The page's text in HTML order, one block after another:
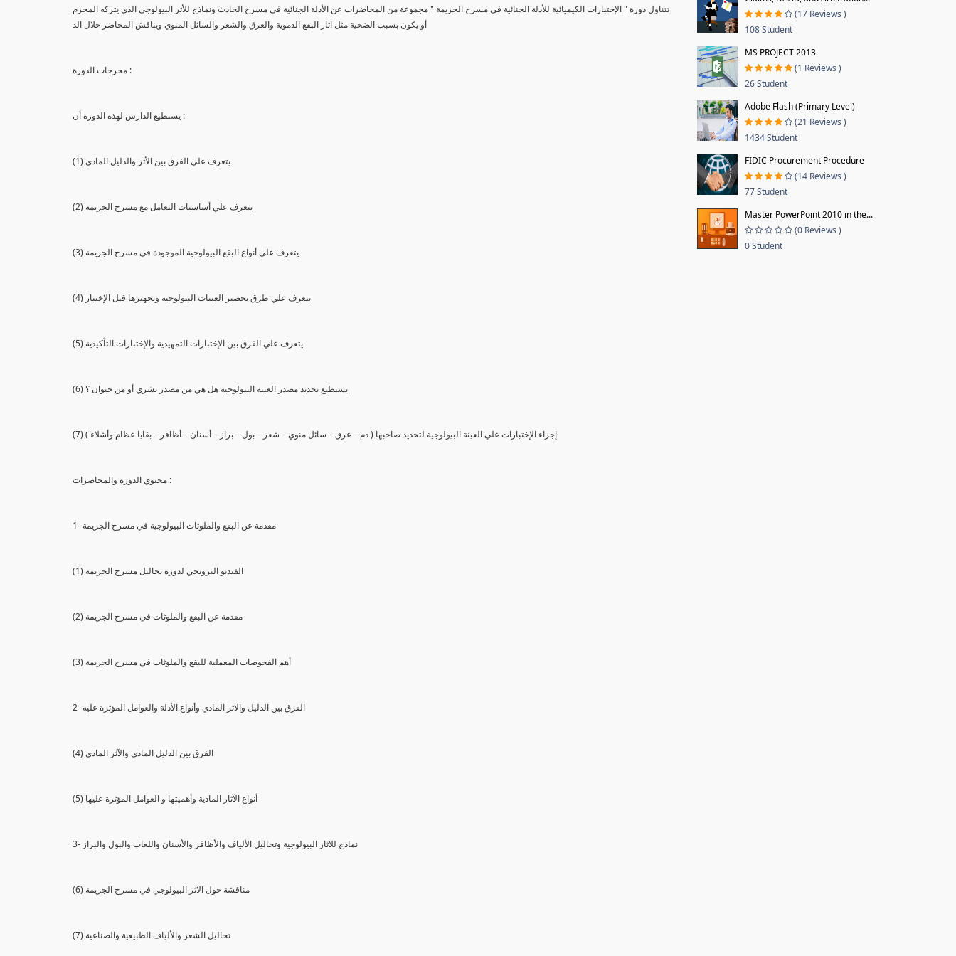
تتناول دورة " الإختبارات الكيميائية للأدلة الجنائية في مسرح الجريمة " مجموعة من المحاضرات عن الأدلة الجنائية في مسرح الحادث ونماذج للأثر البيولوجي الذي يتركه المجرم
أو يكون بسبب الضحية مثل اثار البقع الدموية والعرق والشعر والسائل المنوي ويناقش المحاضر خلال الد
مخرجات الدورة :
يستطيع الدارس لهذه الدورة أن :
(1) يتعرف علي الفرق بين الأثر والدليل المادي
(2) يتعرف علي أساسيات التعامل مع مسرح الجريمة
(3) يتعرف علي أنواع البقع البيولوجية الموجودة في مسرح الجريمة
(4) يتعرف علي طرق تحضير العينات البيولوجية وتجهيزها قبل الإختبار
(5) يتعرف علي الفرق بين الإختبارات التمهيدية والإختبارات التأكيدية
(6) يستطيع تحديد مصدر العينة البيولوجية هل هي من مصدر بشري أو من حيوان ؟
(7) إجراء الإختبارات علي العينة البيولوجية لتحديد صاحبها ( دم – عرق – سائل منوي – شعر – بول – براز – أسنان – أظافر – بقايا عظام وأشلاء )
محتوي الدورة والمحاضرات :
1- مقدمة عن البقع والملوثات البيولوجية في مسرح الجريمة
(1) الفيديو الترويجي لدورة تحاليل مسرح الجريمة
(2) مقدمة عن البقع والملوثات في مسرح الجريمة
(3) أهم الفحوصات المعملية للبقع والملوثات في مسرح الجريمة
2- الفرق بين الدليل والاثر المادي وأنواع الأدلة والعوامل المؤثرة عليه
(4) الفرق بين الدليل المادي والآثر المادي
(5) أنواع الآثار المادية وأهميتها و العوامل المؤثرة عليها
3- نماذج للاثار البيولوجية وتحاليل الألياف والأظافر والأسنان واللعاب والبول والبراز
(6) مناقشة حول الآثر البيولوجي في مسرح الجريمة
(7) تحاليل الشعر والألياف الطبيعية والصناعية
(17 Reviews )
108 Student
MS PROJECT 2013
(1 Reviews )
26 Student
Adobe Flash (Primary Level)
(21 Reviews )
1434 Student
FIDIC Procurement Procedure
(14 Reviews )
77 Student
Master PowerPoint 2010 in the...
(0 Reviews )
0 Student